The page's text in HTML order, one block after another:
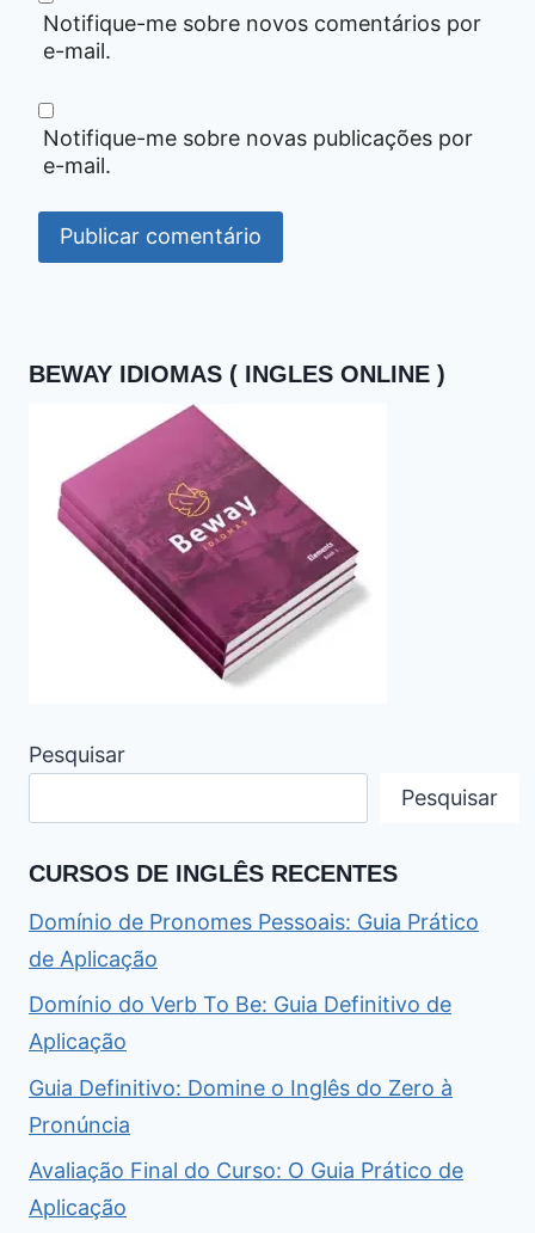
Notifique-me sobre novos comentários por
e-mail.
Notifique-me sobre novas publicações por
e-mail.
BEWAY IDIOMAS ( INGLES ONLINE )
Pesquisar
Pesquisar
CURSOS DE INGLÊS RECENTES
Domínio de Pronomes Pessoais: Guia Prático
de Aplicação
Domínio do Verb To Be: Guia Definitivo de
Aplicação
Guia Definitivo: Domine o Inglês do Zero à
Pronúncia
Avaliação Final do Curso: O Guia Prático de
Aplicação